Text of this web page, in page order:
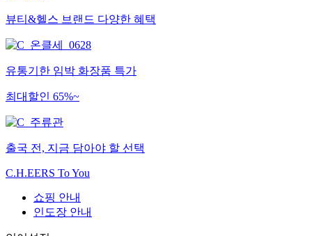
뷰티&헬스 브랜드 다양한 혜택
유통기한 임박 화장품 특가
최대할인 65%~
출국 전, 지금 담아야 할 선택
C.H.EERS To You
쇼핑 안내
인도장 안내